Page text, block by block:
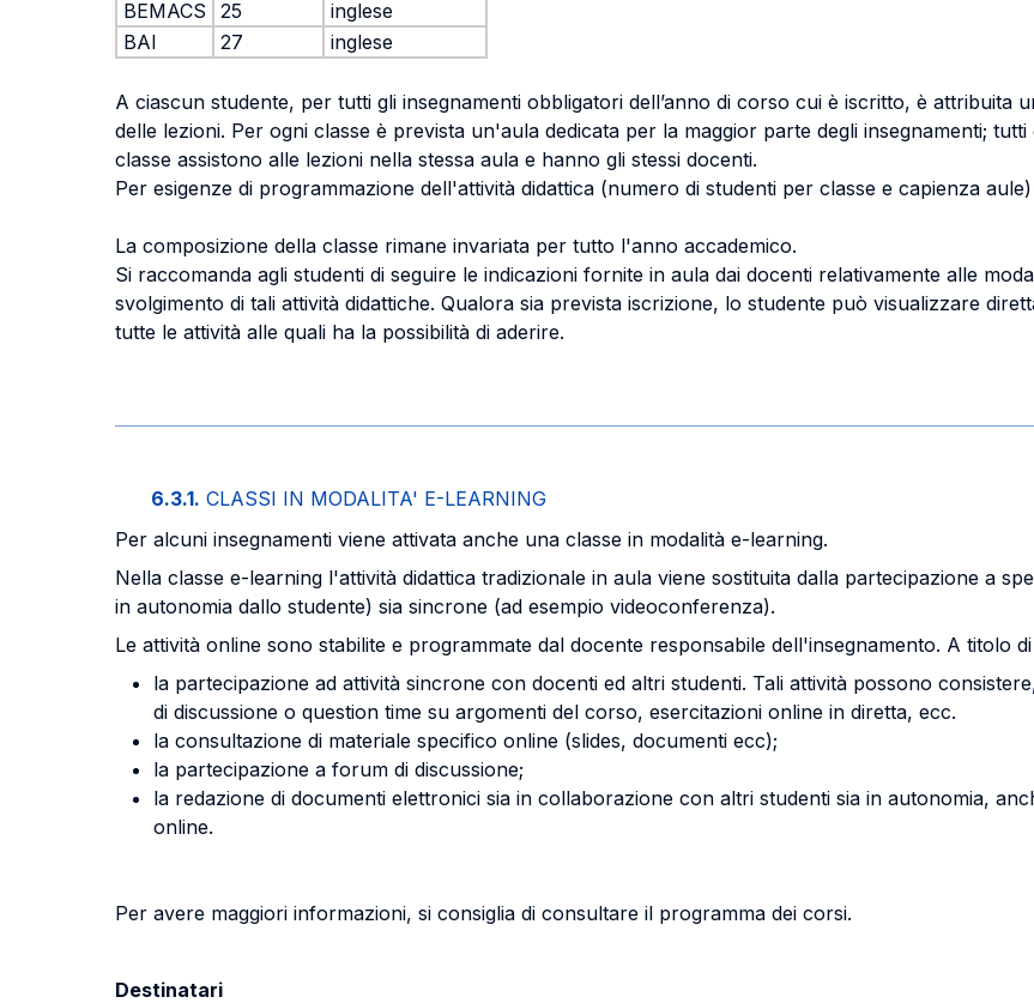
BEMACS
25
inglese
BAI
27 inglese
A ciascun studente, per tutti gli insegnamenti obbligatori dell’anno di corso cui è iscritto, è attribuita
delle lezioni. Per ogni classe è prevista un'aula dedicata per la maggior parte degli insegnamenti;
classe assistono alle lezioni nella stessa aula e hanno gli stessi docenti.
Per esigenze di programmazione dell'attività didattica (numero di studenti per classe e capienza
La composizione della classe rimane invariata per tutto l'anno accademico.
Si raccomanda agli studenti di seguire le indicazioni fornite in aula dai docenti relativamente alle
svolgimento di tali attività didattiche. Qualora sia prevista iscrizione, lo studente può visualizzare
tutte le attività alle quali ha la possibilità di aderire.
6.3.1. CLASSI IN MODALITA' E-LEARNING
Per alcuni insegnamenti viene attivata anche una classe in modalità e-learning.
Nella classe e-learning l'attività didattica tradizionale in aula viene sostituita dalla partecipazione a
in autonomia dallo studente) sia sincrone (ad esempio videoconferenza).
Le attività online sono stabilite e programmate dal docente responsabile dell'insegnamento. A titolo
la partecipazione ad attività sincrone con docenti ed altri studenti. Tali attività possono
di discussione o question time su argomenti del corso, esercitazioni online in diretta, ecc.
la consultazione di materiale specifico online (slides, documenti ecc);
la partecipazione a forum di discussione;
la redazione di documenti elettronici sia in collaborazione con altri studenti sia in autonomia,
online.
Per avere maggiori informazioni, si consiglia di consultare il programma dei corsi.
Destinatari